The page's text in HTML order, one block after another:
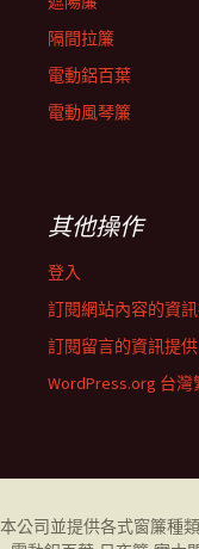
隔間拉簾
電動鋁百葉
電動風琴簾
其他操作
登入
訂閱網站內容的資
訂閱留言的資訊提供
WordPress.org 台灣
本公司並提供各式窗簾種